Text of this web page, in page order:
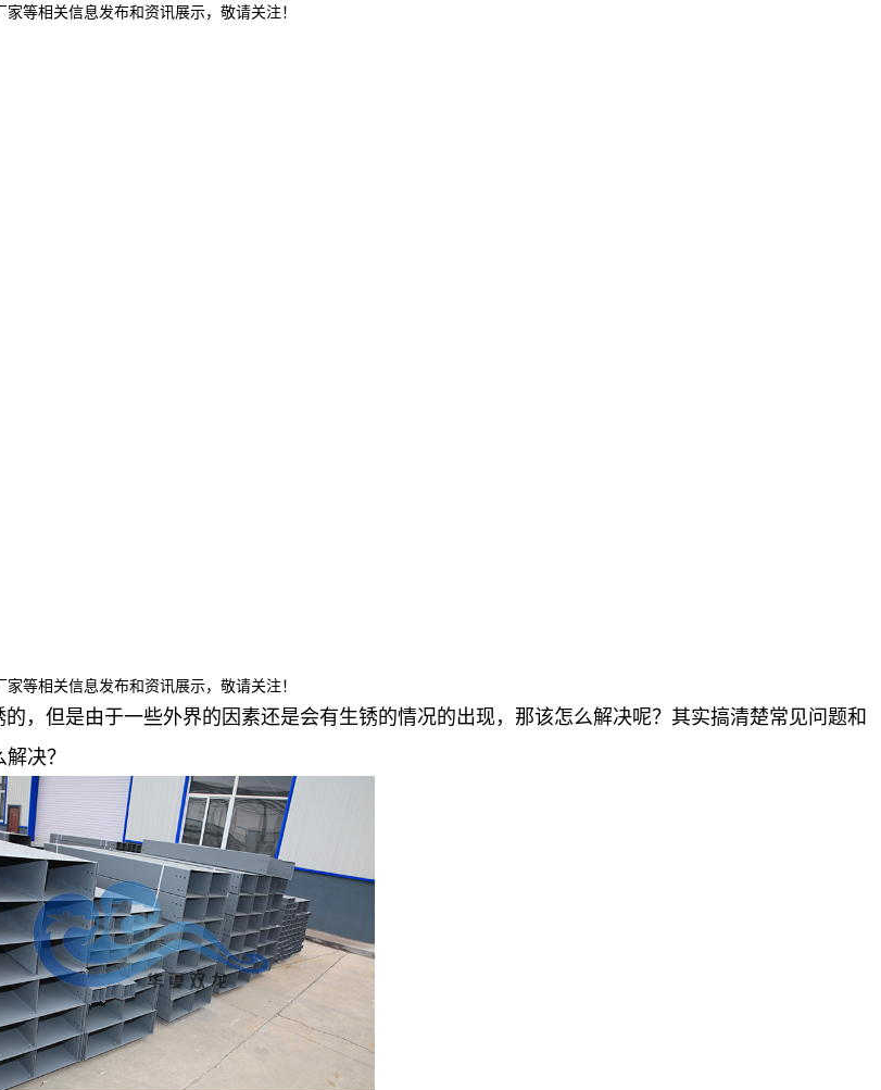
等相关信息发布和资讯展示，敬请关注！
等相关信息发布和资讯展示，敬请关注！
，但是由于一些外界的因素还是会有生锈的情况的出现，那该怎么解决呢？其实搞清楚常见问题和
决？